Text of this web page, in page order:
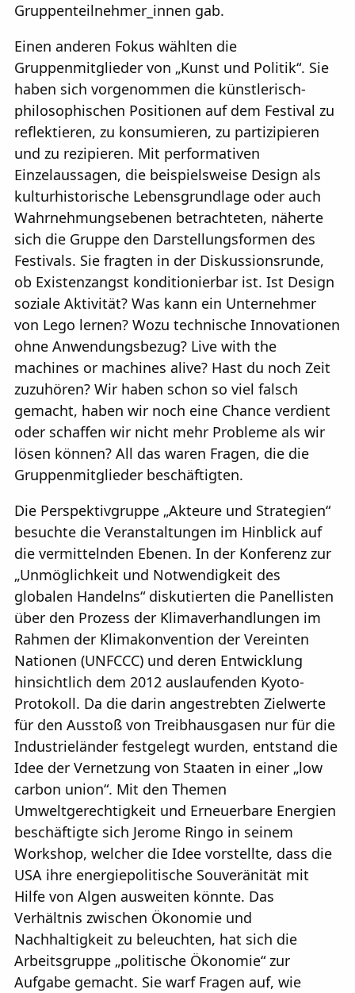
Gruppenteilnehmer_innen gab.
Einen anderen Fokus wählten die
Gruppenmitglieder von „Kunst und Politik“. Sie
haben sich vorgenommen die künstlerisch-
philosophischen Positionen auf dem Festival zu
reflektieren, zu konsumieren, zu partizipieren
und zu rezipieren. Mit performativen
Einzelaussagen, die beispielsweise Design als
kulturhistorische Lebensgrundlage oder auch
Wahrnehmungsebenen betrachteten, näherte
sich die Gruppe den Darstellungsformen des
Festivals. Sie fragten in der Diskussionsrunde,
ob Existenzangst konditionierbar ist. Ist Design
soziale Aktivität? Was kann ein Unternehmer
von Lego lernen? Wozu technische Innovationen
ohne Anwendungsbezug? Live with the
machines or machines alive? Hast du noch Zeit
zuzuhören? Wir haben schon so viel falsch
gemacht, haben wir noch eine Chance verdient
oder schaffen wir nicht mehr Probleme als wir
lösen können? All das waren Fragen, die die
Gruppenmitglieder beschäftigten.
Die Perspektivgruppe „Akteure und Strategien“
besuchte die Veranstaltungen im Hinblick auf
die vermittelnden Ebenen. In der Konferenz zur
„Unmöglichkeit und Notwendigkeit des
globalen Handelns“ diskutierten die Panellisten
über den Prozess der Klimaverhandlungen im
Rahmen der Klimakonvention der Vereinten
Nationen (UNFCCC) und deren Entwicklung
hinsichtlich dem 2012 auslaufenden Kyoto-
Protokoll. Da die darin angestrebten Zielwerte
für den Ausstoß von Treibhausgasen nur für die
Industrieländer festgelegt wurden, entstand die
Idee der Vernetzung von Staaten in einer „low
carbon union“. Mit den Themen
Umweltgerechtigkeit und Erneuerbare Energien
beschäftigte sich Jerome Ringo in seinem
Workshop, welcher die Idee vorstellte, dass die
USA ihre energiepolitische Souveränität mit
Hilfe von Algen ausweiten könnte. Das
Verhältnis zwischen Ökonomie und
Nachhaltigkeit zu beleuchten, hat sich die
Arbeitsgruppe „politische Ökonomie“ zur
Aufgabe gemacht. Sie warf Fragen auf, wie